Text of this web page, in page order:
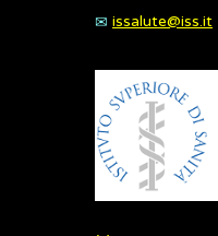
issalute@iss.it